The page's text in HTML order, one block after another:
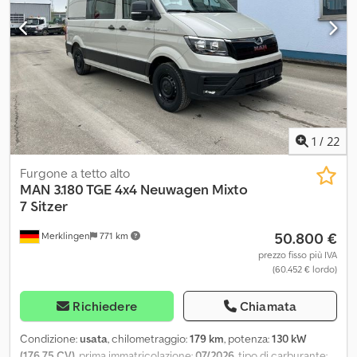
1 / 22
Merklingen 771 km
Furgone a tetto alto
MAN 3.180 TGE 4x4 Neuwagen Mixto
7 Sitzer
50.800 €
prezzo fisso più IVA
(60.452 € lordo)
Richiedere Chiamata
Condizione:usata, chilometraggio:179 km, potenza:130 kW